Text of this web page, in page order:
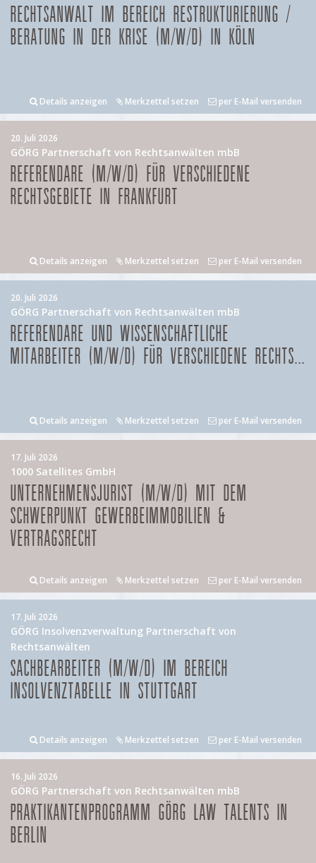
RECHTSANWALT IM BEREICH RESTRUKTURIERUNG /
BERATUNG IN DER KRISE (M/W/D) IN KÖLN
Details anzeigen Merkzettel setzen per E-Mail versenden
20. Juli 2026
GÖRG Partnerschaft von Rechtsanwälten mbB
REFERENDARE (M/W/D) FÜR VERSCHIEDENE
RECHTSGEBIETE IN FRANKFURT
Details anzeigen Merkzettel setzen per E-Mail versenden
20. Juli 2026
GÖRG Partnerschaft von Rechtsanwälten mbB
REFERENDARE UND WISSENSCHAFTLICHE
MITARBEITER (M/W/D) FÜR VERSCHIEDENE RECHTS...
Details anzeigen Merkzettel setzen per E-Mail versenden
17. Juli 2026
1000 Satellites GmbH
UNTERNEHMENSJURIST (M/W/D) MIT DEM
SCHWERPUNKT GEWERBEIMMOBILIEN &
VERTRAGSRECHT
Details anzeigen Merkzettel setzen per E-Mail versenden
17. Juli 2026
GÖRG Insolvenzverwaltung Partnerschaft von
Rechtsanwälten
SACHBEARBEITER (M/W/D) IM BEREICH
INSOLVENZTABELLE IN STUTTGART
Details anzeigen Merkzettel setzen per E-Mail versenden
16. Juli 2026
GÖRG Partnerschaft von Rechtsanwälten mbB
PRAKTIKANTENPROGRAMM GÖRG LAW TALENTS IN
BERLIN